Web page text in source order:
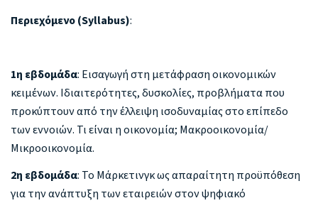
Περιεχόμενο (Syllabus):
1η εβδομάδα: Εισαγωγή στη μετάφραση οικονομικών
κειμένων. Ιδιαιτερότητες, δυσκολίες, προβλήματα που
προκύπτουν από την έλλειψη ισοδυναμίας στο επίπεδο
των εννοιών. Τι είναι η οικονομία; Μακροοικονομία/
Μικροοικονομία.
2η εβδομάδα: Το Μάρκετινγκ ως απαραίτητη προϋπόθεση
για την ανάπτυξη των εταιρειών στον ψηφιακό